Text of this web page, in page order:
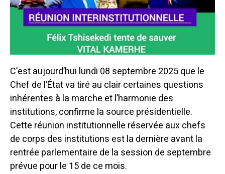
C’est aujourd’hui lundi 08 septembre 2025 que le
Chef de l’État va tiré au clair certaines questions
inhérentes à la marche et l’harmonie des
institutions, confirme la source présidentielle.
Cette réunion institutionnelle réservée aux chefs
de corps des institutions est la dernière avant la
rentrée parlementaire de la session de septembre
prévue pour le 15 de ce mois.